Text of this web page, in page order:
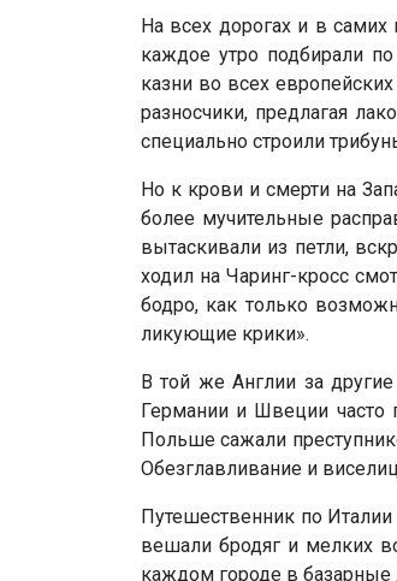
На всех дорогах и в
каждое утро подбирали
казни во всех
разносчики, предлагая
специально строили
Но к крови и смерти на
более мучительные
вытаскивали из петли,
ходил на Чаринг-кросс
бодро, как только
ликующие крики».
В той же Англии за
Германии и Швеции часто
Польше сажали
Обезглавливание и
Путешественник по
вешали бродяг и мелких
каждом городе в